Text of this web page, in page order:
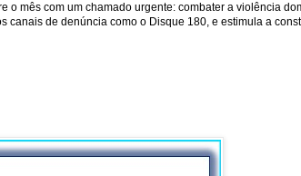
mês com um chamado urgente: combater a violência
canais de denúncia como o Disque 180, e estimula a